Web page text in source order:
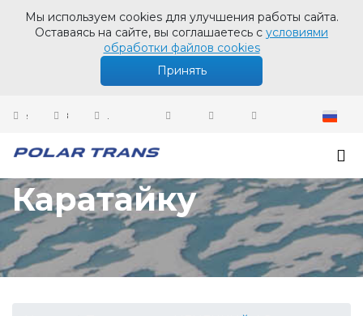
Мы используем cookies для улучшения работы сайта.
Оставаясь на сайте, вы соглашаетесь с условиями
обработки файлов cookies
Принять
sales@polartrans.ru
8 800 100 87 64
Личный кабинет
Доставка грузов в
Каратайку